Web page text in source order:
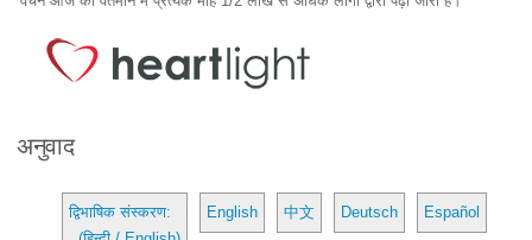
अनुवाद
द्विभाषिक संस्करण:
English 中文 Deutsch Español